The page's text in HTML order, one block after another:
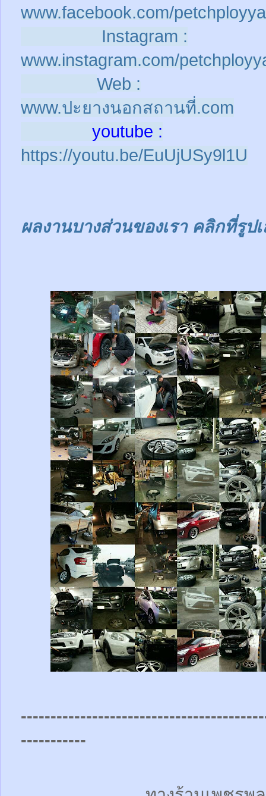
www.facebook.com/
Instagram :
www.instagram.com/
Web :
www.ปะยางนอกสถานที่.com
youtube :
https://youtu.be/EuUjUSy9l1U
ผลงานบางส่วนของเรา คลิกที่รูป
-----------